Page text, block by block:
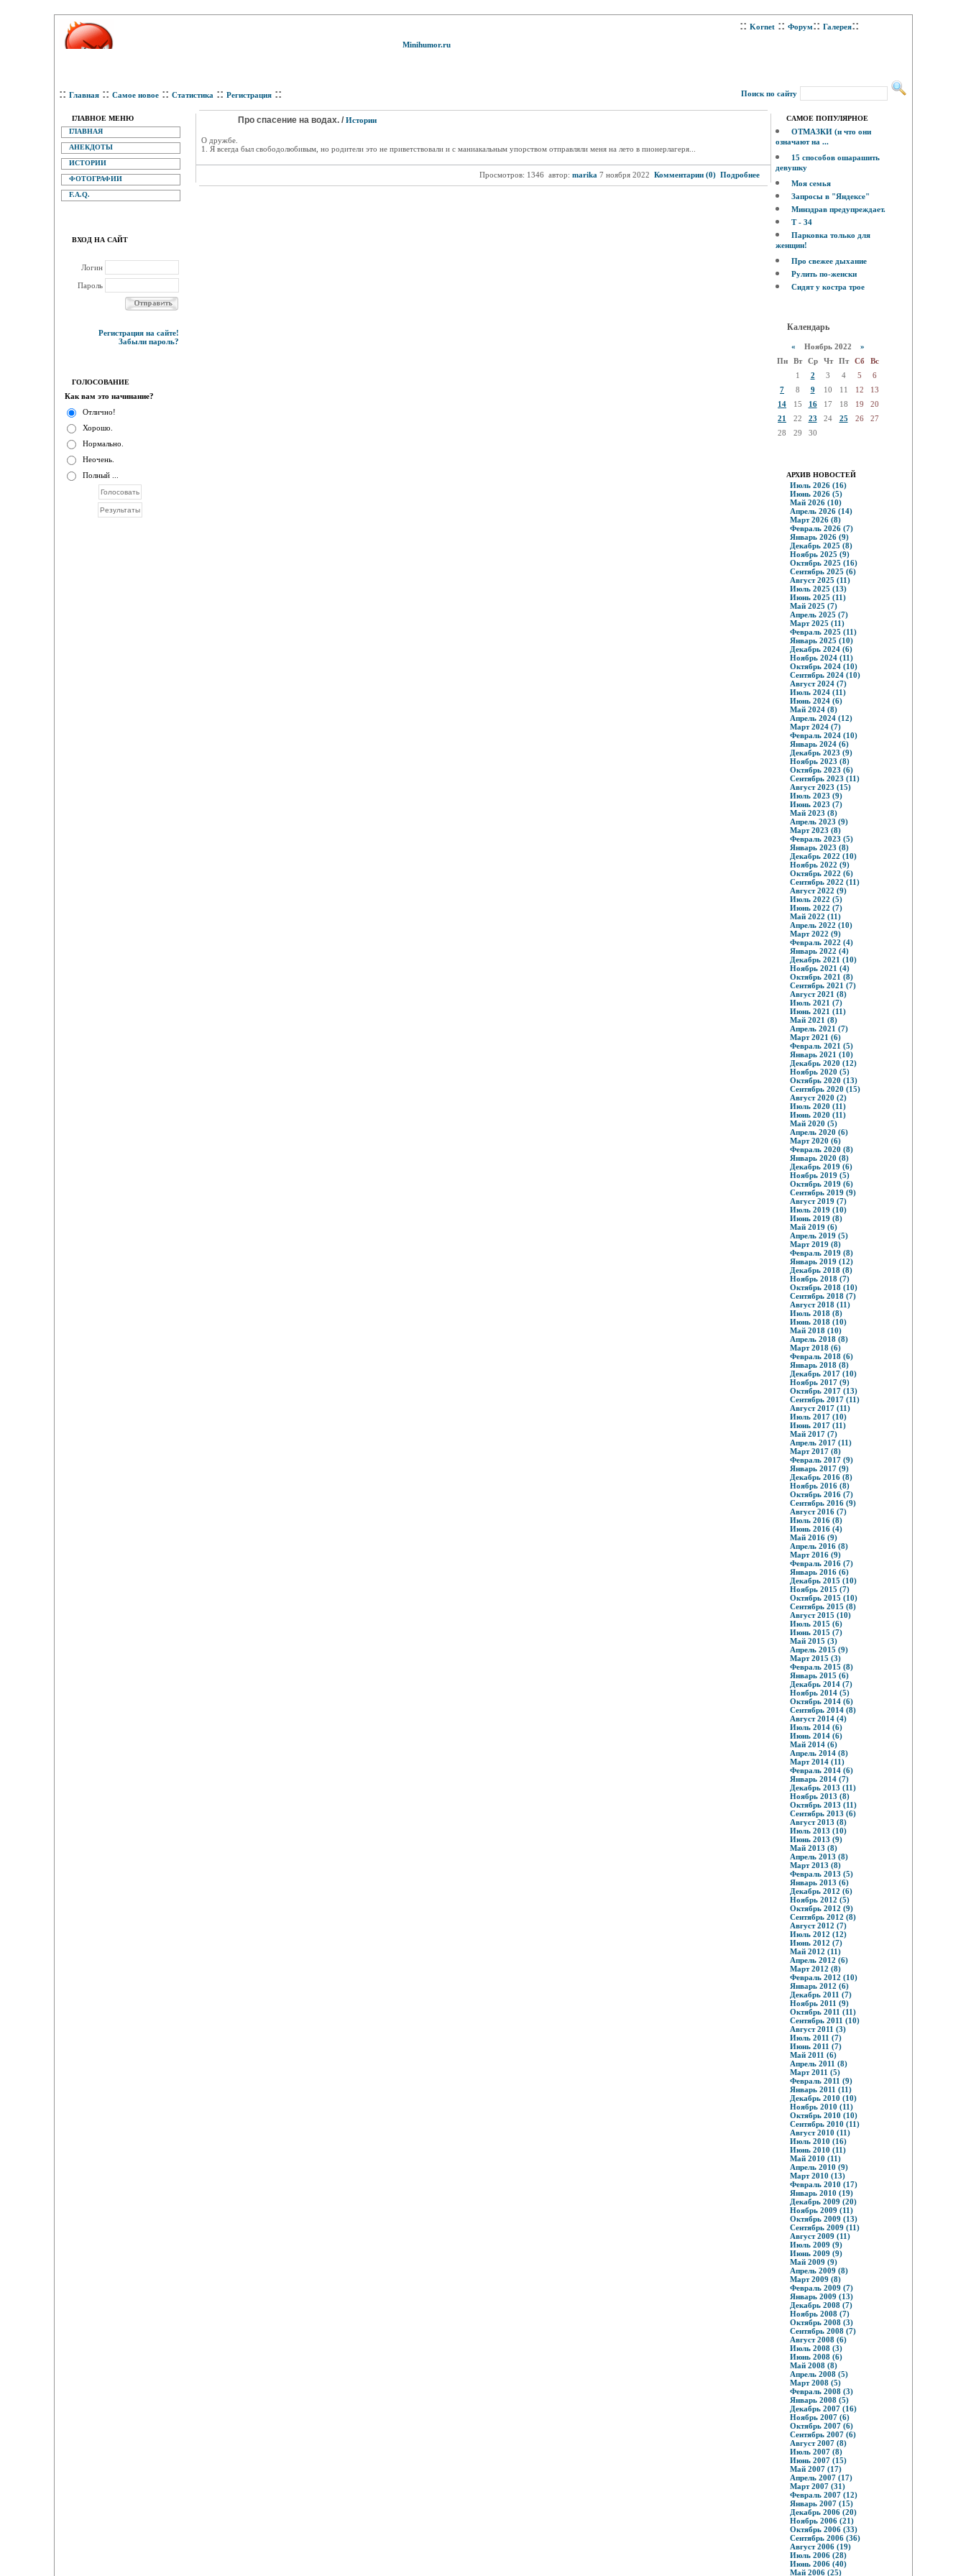
Minihumor.ru
:: Kornet :: Форум:: Галерея::
:: Главная :: Самое новое :: Статистика :: Регистрация :: Поиск по сайту
ГЛАВНОЕ МЕНЮ
ГЛАВНАЯ
АНЕКДОТЫ
ИСТОРИИ
ФОТОГРАФИИ
F.A.Q.
ВХОД НА САЙТ
Логин
Пароль
Регистрация на сайте!
Забыли пароль?
ГОЛОСОВАНИЕ
Как вам это начинание?
Отлично!
Хорошо.
Нормально.
Неочень.
Полный ...
Про спасение на водах. / Истории
О дружбе.
1. Я всегда был свободолюбивым, но родители это не приветствовали и с маниакальным упорством отправляли меня на лето в пионерлагеря...
Просмотров: 1346 автор: marika 7 ноября 2022 Комментарии (0) Подробнее
САМОЕ ПОПУЛЯРНОЕ
ОТМАЗКИ (и что они
означают на ...
15 способов ошарашить
девушку
Моя семья
Запросы в "Яндексе"
Минздрав предупреждает.
Т - 34
Парковка только для
женщин!
Про свежее дыхание
Рулить по-женски
Сидят у костра трое
Календарь
« Ноябрь 2022 »
Пн
Вт Ср Чт Пт Сб
Вс
1
2 3 4 5
6
7
8 9 10 11 12
13
14
15 16 17 18 19
20
21
22 23 24 25 26
27
28
29 30
АРХИВ НОВОСТЕЙ
Июль 2026 (16)
Июнь 2026 (5)
Май 2026 (10)
Апрель 2026 (14)
Март 2026 (8)
Февраль 2026 (7)
Январь 2026 (9)
Декабрь 2025 (8)
Ноябрь 2025 (9)
Октябрь 2025 (16)
Сентябрь 2025 (6)
Август 2025 (11)
Июль 2025 (13)
Июнь 2025 (11)
Май 2025 (7)
Апрель 2025 (7)
Март 2025 (11)
Февраль 2025 (11)
Январь 2025 (10)
Декабрь 2024 (6)
Ноябрь 2024 (11)
Октябрь 2024 (10)
Сентябрь 2024 (10)
Август 2024 (7)
Июль 2024 (11)
Июнь 2024 (6)
Май 2024 (8)
Апрель 2024 (12)
Март 2024 (7)
Февраль 2024 (10)
Январь 2024 (6)
Декабрь 2023 (9)
Ноябрь 2023 (8)
Октябрь 2023 (6)
Сентябрь 2023 (11)
Август 2023 (15)
Июль 2023 (9)
Июнь 2023 (7)
Май 2023 (8)
Апрель 2023 (9)
Март 2023 (8)
Февраль 2023 (5)
Январь 2023 (8)
Декабрь 2022 (10)
Ноябрь 2022 (9)
Октябрь 2022 (6)
Сентябрь 2022 (11)
Август 2022 (9)
Июль 2022 (5)
Июнь 2022 (7)
Май 2022 (11)
Апрель 2022 (10)
Март 2022 (9)
Февраль 2022 (4)
Январь 2022 (4)
Декабрь 2021 (10)
Ноябрь 2021 (4)
Октябрь 2021 (8)
Сентябрь 2021 (7)
Август 2021 (8)
Июль 2021 (7)
Июнь 2021 (11)
Май 2021 (8)
Апрель 2021 (7)
Март 2021 (6)
Февраль 2021 (5)
Январь 2021 (10)
Декабрь 2020 (12)
Ноябрь 2020 (5)
Октябрь 2020 (13)
Сентябрь 2020 (15)
Август 2020 (2)
Июль 2020 (11)
Июнь 2020 (11)
Май 2020 (5)
Апрель 2020 (6)
Март 2020 (6)
Февраль 2020 (8)
Январь 2020 (8)
Декабрь 2019 (6)
Ноябрь 2019 (5)
Октябрь 2019 (6)
Сентябрь 2019 (9)
Август 2019 (7)
Июль 2019 (10)
Июнь 2019 (8)
Май 2019 (6)
Апрель 2019 (5)
Март 2019 (8)
Февраль 2019 (8)
Январь 2019 (12)
Декабрь 2018 (8)
Ноябрь 2018 (7)
Октябрь 2018 (10)
Сентябрь 2018 (7)
Август 2018 (11)
Июль 2018 (8)
Июнь 2018 (10)
Май 2018 (10)
Апрель 2018 (8)
Март 2018 (6)
Февраль 2018 (6)
Январь 2018 (8)
Декабрь 2017 (10)
Ноябрь 2017 (9)
Октябрь 2017 (13)
Сентябрь 2017 (11)
Август 2017 (11)
Июль 2017 (10)
Июнь 2017 (11)
Май 2017 (7)
Апрель 2017 (11)
Март 2017 (8)
Февраль 2017 (9)
Январь 2017 (9)
Декабрь 2016 (8)
Ноябрь 2016 (8)
Октябрь 2016 (7)
Сентябрь 2016 (9)
Август 2016 (7)
Июль 2016 (8)
Июнь 2016 (4)
Май 2016 (9)
Апрель 2016 (8)
Март 2016 (9)
Февраль 2016 (7)
Январь 2016 (6)
Декабрь 2015 (10)
Ноябрь 2015 (7)
Октябрь 2015 (10)
Сентябрь 2015 (8)
Август 2015 (10)
Июль 2015 (6)
Июнь 2015 (7)
Май 2015 (3)
Апрель 2015 (9)
Март 2015 (3)
Февраль 2015 (8)
Январь 2015 (6)
Декабрь 2014 (7)
Ноябрь 2014 (5)
Октябрь 2014 (6)
Сентябрь 2014 (8)
Август 2014 (4)
Июль 2014 (6)
Июнь 2014 (6)
Май 2014 (6)
Апрель 2014 (8)
Март 2014 (11)
Февраль 2014 (6)
Январь 2014 (7)
Декабрь 2013 (11)
Ноябрь 2013 (8)
Октябрь 2013 (11)
Сентябрь 2013 (6)
Август 2013 (8)
Июль 2013 (10)
Июнь 2013 (9)
Май 2013 (8)
Апрель 2013 (8)
Март 2013 (8)
Февраль 2013 (5)
Январь 2013 (6)
Декабрь 2012 (6)
Ноябрь 2012 (5)
Октябрь 2012 (9)
Сентябрь 2012 (8)
Август 2012 (7)
Июль 2012 (12)
Июнь 2012 (7)
Май 2012 (11)
Апрель 2012 (6)
Март 2012 (8)
Февраль 2012 (10)
Январь 2012 (6)
Декабрь 2011 (7)
Ноябрь 2011 (9)
Октябрь 2011 (11)
Сентябрь 2011 (10)
Август 2011 (3)
Июль 2011 (7)
Июнь 2011 (7)
Май 2011 (6)
Апрель 2011 (8)
Март 2011 (5)
Февраль 2011 (9)
Январь 2011 (11)
Декабрь 2010 (10)
Ноябрь 2010 (11)
Октябрь 2010 (10)
Сентябрь 2010 (11)
Август 2010 (11)
Июль 2010 (16)
Июнь 2010 (11)
Май 2010 (11)
Апрель 2010 (9)
Март 2010 (13)
Февраль 2010 (17)
Январь 2010 (19)
Декабрь 2009 (20)
Ноябрь 2009 (11)
Октябрь 2009 (13)
Сентябрь 2009 (11)
Август 2009 (11)
Июль 2009 (9)
Июнь 2009 (9)
Май 2009 (9)
Апрель 2009 (8)
Март 2009 (8)
Февраль 2009 (7)
Январь 2009 (13)
Декабрь 2008 (7)
Ноябрь 2008 (7)
Октябрь 2008 (3)
Сентябрь 2008 (7)
Август 2008 (6)
Июль 2008 (3)
Июнь 2008 (6)
Май 2008 (8)
Апрель 2008 (5)
Март 2008 (5)
Февраль 2008 (3)
Январь 2008 (5)
Декабрь 2007 (16)
Ноябрь 2007 (6)
Октябрь 2007 (6)
Сентябрь 2007 (6)
Август 2007 (8)
Июль 2007 (8)
Июнь 2007 (15)
Май 2007 (17)
Апрель 2007 (17)
Март 2007 (31)
Февраль 2007 (12)
Январь 2007 (15)
Декабрь 2006 (20)
Ноябрь 2006 (21)
Октябрь 2006 (33)
Сентябрь 2006 (36)
Август 2006 (19)
Июль 2006 (28)
Июнь 2006 (40)
Май 2006 (25)